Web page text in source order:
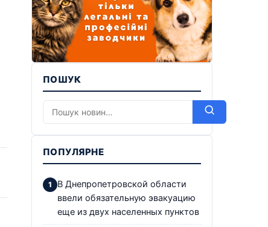
ПОШУК
ПОПУЛЯРНЕ
В Днепропетровской области
ввели обязательную эвакуацию
еще из двух населенных пунктов